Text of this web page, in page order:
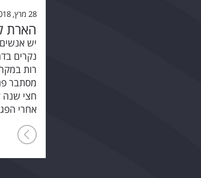
28 מרץ, 2018
הארת
יש
נקרים
רות
מסתבר
חצי שנה
אחרי